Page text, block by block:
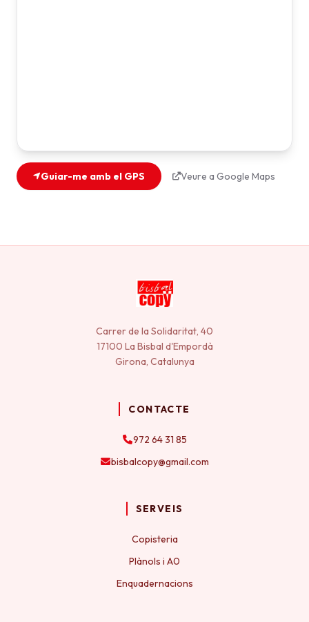
Guiar-me amb el GPS Veure a Google Maps
Carrer de la Solidaritat, 40
17100 La Bisbal d'Empordà
Girona, Catalunya
CONTACTE
972 64 31 85
bisbalcopy@gmail.com
SERVEIS
Copisteria
Plànols i A0
Enquadernacions